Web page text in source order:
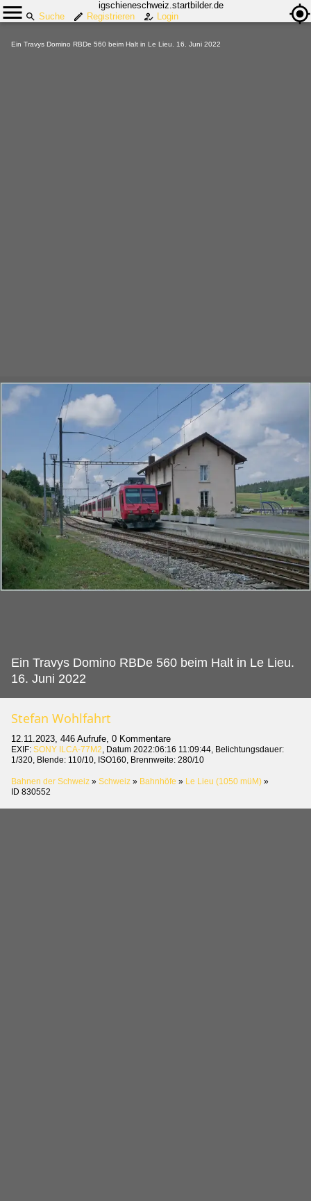
igschieneschweiz.startbilder.de
Suche
Registrieren Login
Ein Travys Domino RBDe 560 beim Halt in Le Lieu. 16. Juni 2022
Ein Travys Domino RBDe 560 beim Halt in Le Lieu.
16. Juni 2022
Stefan Wohlfahrt
12.11.2023, 446 Aufrufe, 0 Kommentare
EXIF: SONY ILCA-77M2, Datum 2022:06:16 11:09:44, Belichtungsdauer:
1/320, Blende: 110/10, ISO160, Brennweite: 280/10
Bahnen der Schweiz » Schweiz » Bahnhöfe » Le Lieu (1050 müM) »
ID 830552